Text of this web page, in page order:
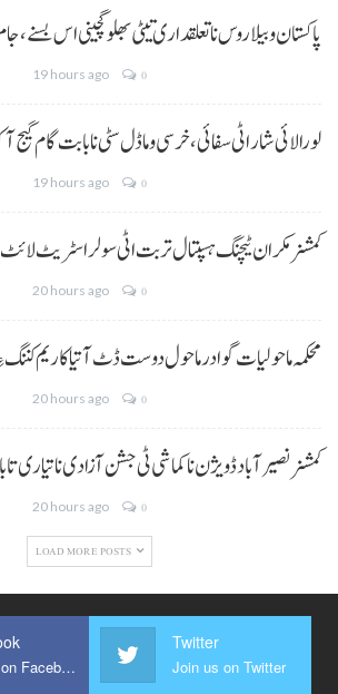
پاکستان و بیلاروس نا تعلقداری تیٹی بھلو گچینی اس بسنے،
19 hours ago 0
لورالائی شار اٹی سفائی، خرسی و ماڈل سٹی نا بابت گام
19 hours ago 0
کمشنر مکران ٹیچنگ ہسپتال تربت اٹی سولر اسٹریٹ
20 hours ago 0
محکمہ ماحولیات گوادر ماحول دوست ڈٹ آتیا کاریم
20 hours ago 0
کمشنر نصیر آباد ڈویژن نا کماشی ٹی جشن آزادی نا تیاری
20 hours ago 0
LOAD MORE POSTS
Join us on Facebook
Twitter
Join us on Twitter